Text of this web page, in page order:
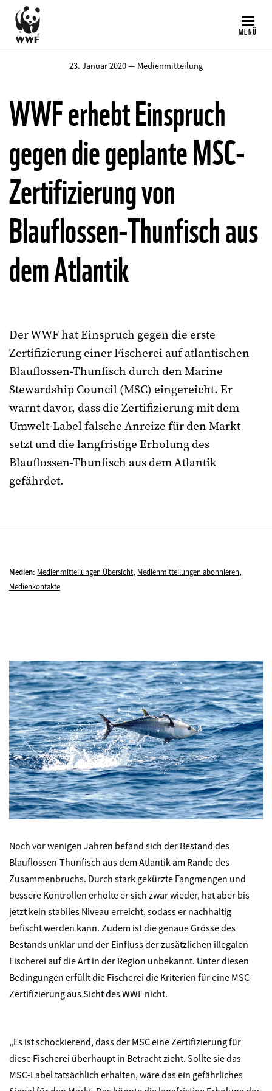
Direkt
zum
Inhalt
MENÜ
23. Januar 2020 — Medienmitteilung
WWF erhebt Einspruch
gegen die geplante MSC-
Zertifizierung von
Blauflossen-Thunfisch aus
dem Atlantik
Der WWF hat Einspruch gegen die erste
Zertifizierung einer Fischerei auf atlantischen
Blauflossen-Thunfisch durch den Marine
Stewardship Council (MSC) eingereicht. Er
warnt davor, dass die Zertifizierung mit dem
Umwelt-Label falsche Anreize für den Markt
setzt und die langfristige Erholung des
Blauflossen-Thunfisch aus dem Atlantik
gefährdet.
Medien: Medienmitteilungen Übersicht, Medienmitteilungen abonnieren,
Medienkontakte
©
Noch vor wenigen Jahren befand sich der Bestand des
Blauflossen-Thunfisch aus dem Atlantik am Rande des
Zusammenbruchs. Durch stark gekürzte Fangmengen und
bessere Kontrollen erholte er sich zwar wieder, hat aber bis
jetzt kein stabiles Niveau erreicht, sodass er nachhaltig
befischt werden kann. Zudem ist die genaue Grösse des
Bestands unklar und der Einfluss der zusätzlichen illegalen
Fischerei auf die Art in der Region unbekannt. Unter diesen
Bedingungen erfüllt die Fischerei die Kriterien für eine MSC-
Zertifizierung aus Sicht des WWF nicht.
„Es ist schockierend, dass der MSC eine Zertifizierung für
diese Fischerei überhaupt in Betracht zieht. Sollte sie das
MSC-Label tatsächlich erhalten, wäre das ein gefährliches